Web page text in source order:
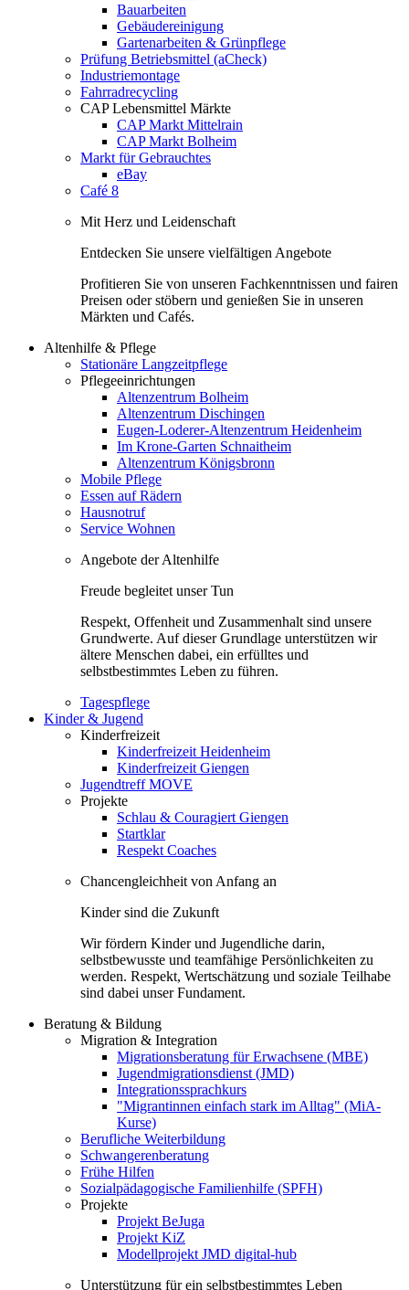
Bauarbeiten
Gebäudereinigung
Gartenarbeiten & Grünpflege
Prüfung Betriebsmittel (aCheck)
Industriemontage
Fahrradrecycling
CAP Lebensmittel Märkte
CAP Markt Mittelrain
CAP Markt Bolheim
Markt für Gebrauchtes
eBay
Café 8
Mit Herz und Leidenschaft
Entdecken Sie unsere vielfältigen Angebote
Profitieren Sie von unseren Fachkenntnissen und fairen
Preisen oder stöbern und genießen Sie in unseren
Märkten und Cafés.
Altenhilfe & Pflege
Stationäre Langzeitpflege
Pflegeeinrichtungen
Altenzentrum Bolheim
Altenzentrum Dischingen
Eugen-Loderer-Altenzentrum Heidenheim
Im Krone-Garten Schnaitheim
Altenzentrum Königsbronn
Mobile Pflege
Essen auf Rädern
Hausnotruf
Service Wohnen
Angebote der Altenhilfe
Freude begleitet unser Tun
Respekt, Offenheit und Zusammenhalt sind unsere
Grundwerte. Auf dieser Grundlage unterstützen wir
ältere Menschen dabei, ein erfülltes und
selbstbestimmtes Leben zu führen.
Tagespflege
Kinder & Jugend
Kinderfreizeit
Kinderfreizeit Heidenheim
Kinderfreizeit Giengen
Jugendtreff MOVE
Projekte
Schlau & Couragiert Giengen
Startklar
Respekt Coaches
Chancengleichheit von Anfang an
Kinder sind die Zukunft
Wir fördern Kinder und Jugendliche darin,
selbstbewusste und teamfähige Persönlichkeiten zu
werden. Respekt, Wertschätzung und soziale Teilhabe
sind dabei unser Fundament.
Beratung & Bildung
Migration & Integration
Migrationsberatung für Erwachsene (MBE)
Jugendmigrationsdienst (JMD)
Integrationssprachkurs
"Migrantinnen einfach stark im Alltag" (MiA-
Kurse)
Berufliche Weiterbildung
Schwangerenberatung
Frühe Hilfen
Sozialpädagogische Familienhilfe (SPFH)
Projekte
Projekt BeJuga
Projekt KiZ
Modellprojekt JMD digital-hub
Unterstützung für ein selbstbestimmtes Leben